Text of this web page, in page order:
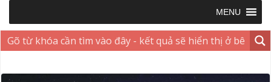
MENU